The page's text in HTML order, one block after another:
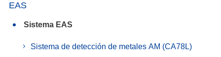
EAS
Sistema EAS
Sistema de detección de metales AM (CA78L)